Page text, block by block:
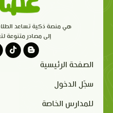
هي منصة ذكية تساعد
إلى مصادر متنوعة
الصفحة الرئيسية
سجّل الدخول
للمدارس الخاصة